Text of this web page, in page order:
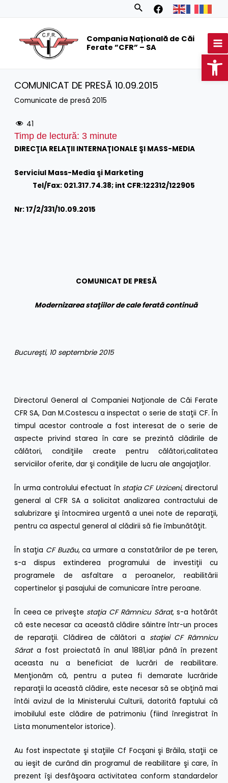
Search
Compania Națională de Căi
Ferate ”CFR” – SA
COMUNICAT DE PRESĂ 10.09.2015
Comunicate de presă 2015
41
Timp de lectură: 3 minute
DIRECŢIA RELAŢII INTERNAŢIONALE ŞI MASS-MEDIA
Serviciul Mass-Media şi Marketing
Tel/Fax: 021.317.74.38; int CFR:122312/122905
Nr: 17/2/331/10.09.2015
COMUNICAT DE PRESĂ
Modernizarea staţiilor de cale ferată continuă
Bucureşti, 10 septembrie 2015
Directorul General al Companiei Naţionale de Căi Ferate
CFR SA, Dan M.Costescu a inspectat o serie de staţii CF. În
timpul acestor controale a fost interesat de o serie de
aspecte privind starea în care se prezintă clădirile de
călători, condiţiile create pentru călători,calitatea
serviciilor oferite, dar şi condiţiile de lucru ale angajaţilor.
În urma controlului efectuat în staţia CF Urziceni, directorul
general al CFR SA a solicitat analizarea contractului de
salubrizare şi întocmirea urgentă a unei note de reparaţii,
pentru ca aspectul general al clădirii să fie îmbunătăţit.
În staţia CF Buzău, ca urmare a constatărilor de pe teren,
s-a dispus extinderea programului de investiţii cu
programele de asfaltare a peroanelor, reabilitării
copertinelor şi pasajului de comunicare între peroane.
În ceea ce priveşte staţia CF Râmnicu Sărat, s-a hotărât
că este necesar ca această clădire săintre într-un proces
de reparaţii. Clădirea de călători a staţiei CF Râmnicu
Sărat a fost proiectată în anul 1881,iar până în prezent
aceasta nu a beneficiat de lucrări de reabilitare.
Menţionăm că, pentru a putea fi demarate lucrăride
reparaţii la această clădire, este necesar să se obţină mai
întâi avizul de la Ministerului Culturii, datorită faptului că
imobilulul este clădire de patrimoniu (fiind înregistrat în
Lista monumentelor istorice).
Au fost inspectate şi staţiile Cf Focşani şi Brăila, staţii ce
au ieşit de curând din programul de reabilitare şi care, în
prezent îşi desfăşoara activitatea conform standardelor